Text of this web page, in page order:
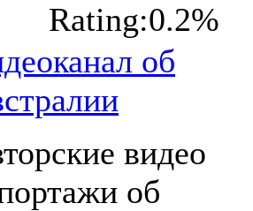
Rating:0.2%
об
видео
об